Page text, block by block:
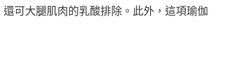
可大腿肌肉的乳酸排除。此外，這項瑜伽